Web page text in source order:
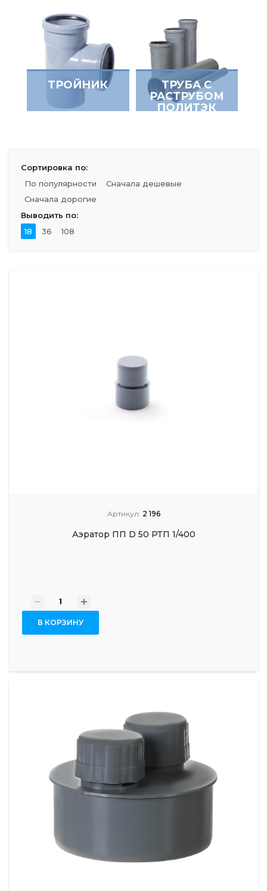
ТРОЙНИК
ТРУБА С
РАСТРУБОМ
ПОЛИТЭК
Сортировка по:
По популярности
Сначала дешевые
Сначала дорогие
Выводить по:
18
36 108
Артикул: 2 196
Аэратор ПП D 50 РТП 1/400
- +
В КОРЗИНУ